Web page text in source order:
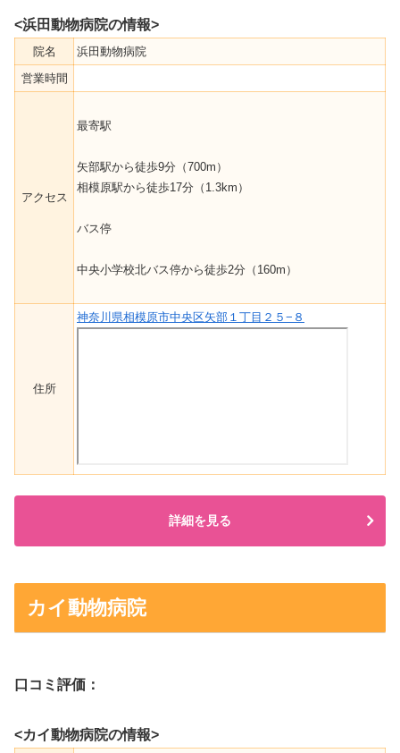
<浜田動物病院の情報>
院名
浜田動物病院
営業時間
アクセス
最寄駅
矢部駅から徒歩9分（700m）
相模原駅から徒歩17分（1.3km）
バス停
中央小学校北バス停から徒歩2分（160m）
住所
神奈川県相模原市中央区矢部１丁目２５−８
詳細を見る
カイ動物病院
口コミ評価：
<カイ動物病院の情報>